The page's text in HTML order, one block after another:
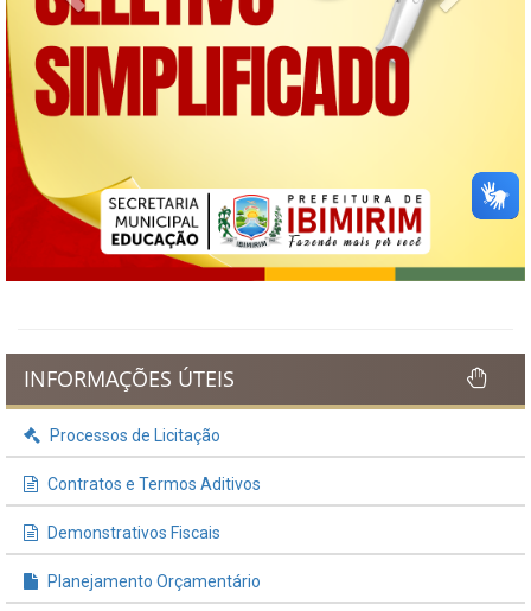
INFORMAÇÕES ÚTEIS
Processos de Licitação
Contratos e Termos Aditivos
Demonstrativos Fiscais
Planejamento Orçamentário